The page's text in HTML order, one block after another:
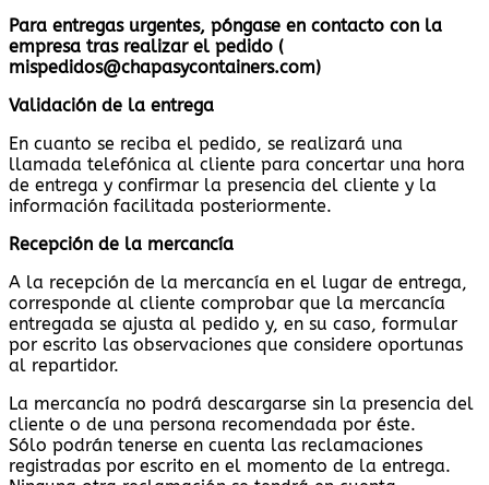
Para entregas urgentes, póngase en contacto con la
empresa tras realizar el pedido (
mispedidos@chapasycontainers.com)
Validación de la entrega
En cuanto se reciba el pedido, se realizará una
llamada telefónica al cliente para concertar una hora
de entrega y confirmar la presencia del cliente y la
información facilitada posteriormente.
Recepción de la mercancía
A la recepción de la mercancía en el lugar de entrega,
corresponde al cliente comprobar que la mercancía
entregada se ajusta al pedido y, en su caso, formular
por escrito las observaciones que considere oportunas
al repartidor.
La mercancía no podrá descargarse sin la presencia del
cliente o de una persona recomendada por éste.
Sólo podrán tenerse en cuenta las reclamaciones
registradas por escrito en el momento de la entrega.